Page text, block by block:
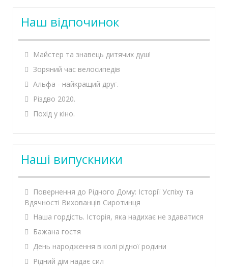
Наш відпочинок
Майстер та знавець дитячих душ!
Зоряний час велосипедів
Альфа - найкращий друг.
Різдво 2020.
Похід у кіно.
Наші випускники
Повернення до Рідного Дому: Історії Успіху та
Вдячності Вихованців Сиротинця
Наша гордість. Історія, яка надихає не здаватися
Бажана гостя
День народження в колі рідної родини
Рідний дім надає сил